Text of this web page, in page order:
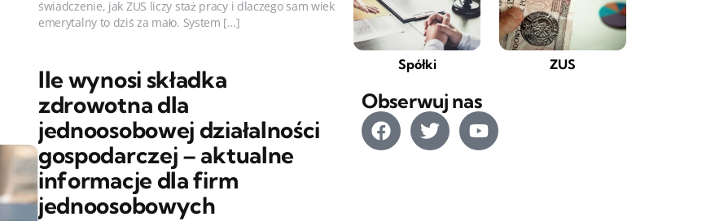
świadczenie, jak ZUS liczy staż pracy i dlaczego sam wiek
emerytalny to dziś za mało. System […]
Ile wynosi składka
zdrowotna dla
jednoosobowej działalności
gospodarczej – aktualne
informacje dla firm
jednoosobowych
Spółki ZUS
Obserwuj nas